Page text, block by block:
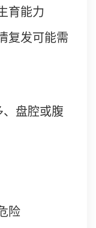
育能力
复发可能需
盘腔或腹
险